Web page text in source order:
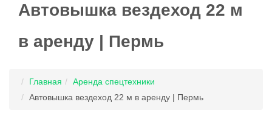
Автовышка вездеход 22 м
в аренду | Пермь
Главная
Аренда спецтехники
Автовышка вездеход 22 м в аренду | Пермь